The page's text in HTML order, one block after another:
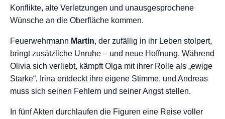
Konflikte, alte Verletzungen und unausgesprochene
Wünsche an die Oberfläche kommen.
Feuerwehrmann Martin, der zufällig in ihr Leben stolpert,
bringt zusätzliche Unruhe – und neue Hoffnung. Während
Olivia sich verliebt, kämpft Olga mit ihrer Rolle als „ewige
Starke“, Irina entdeckt ihre eigene Stimme, und Andreas
muss sich seinen Fehlern und seiner Angst stellen.
In fünf Akten durchlaufen die Figuren eine Reise voller